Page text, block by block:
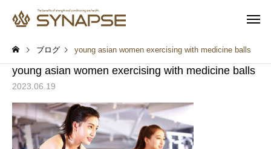
ブログ young asian women exercising with medicine balls
young asian women exercising with medicine balls
2023.06.19